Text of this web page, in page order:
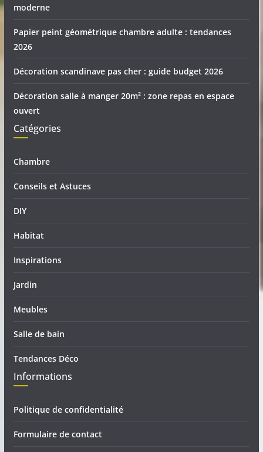
moderne
Papier peint géométrique chambre adulte : tendances
2026
Décoration scandinave pas cher : guide budget 2026
Décoration salle à manger 20m² : zone repas en espace
ouvert
Catégories
Chambre
Conseils et Astuces
DIY
Habitat
Inspirations
Jardin
Meubles
Salle de bain
Tendances Déco
Informations
Politique de confidentialité
Formulaire de contact